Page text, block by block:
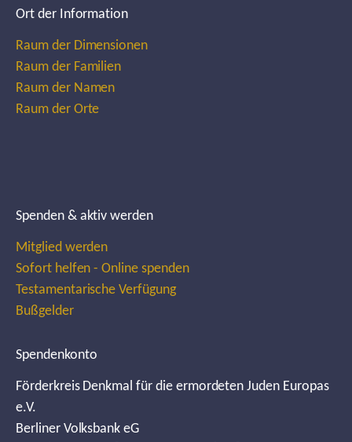
Ort der Information
Raum der Dimensionen
Raum der Familien
Raum der Namen
Raum der Orte
Spenden & aktiv werden
Mitglied werden
Sofort helfen - Online spenden
Testamentarische Verfügung
Bußgelder
Spendenkonto
Förderkreis Denkmal für die ermordeten Juden Europas
e.V.
Berliner Volksbank eG